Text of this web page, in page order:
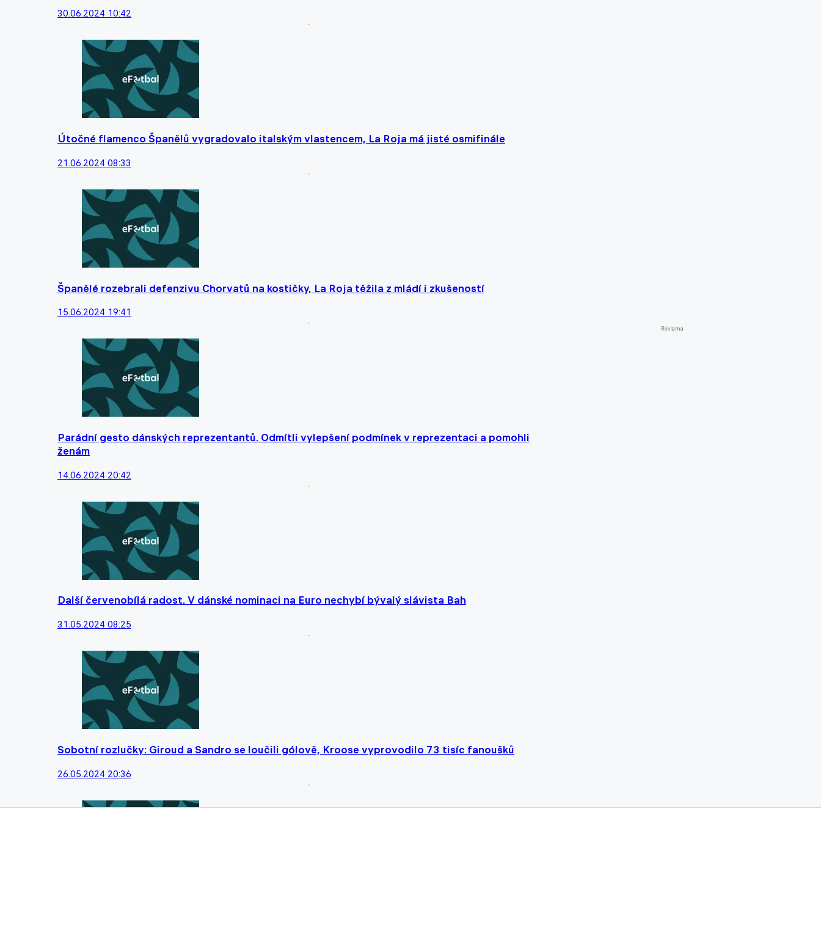
30.06.2024 10:42
Útočné flamenco Španělů vygradovalo italským vlastencem, La Roja má jisté osmifinále
21.06.2024 08:33
Španělé rozebrali defenzivu Chorvatů na kostičky, La Roja těžila z mládí i zkušeností
15.06.2024 19:41
Parádní gesto dánských reprezentantů. Odmítli vylepšení podmínek v reprezentaci a pomohli
ženám
14.06.2024 20:42
Další červenobílá radost. V dánské nominaci na Euro nechybí bývalý slávista Bah
31.05.2024 08:25
Sobotní rozlučky: Giroud a Sandro se loučili gólově, Kroose vyprovodilo 73 tisíc fanoušků
26.05.2024 20:36
Reklama